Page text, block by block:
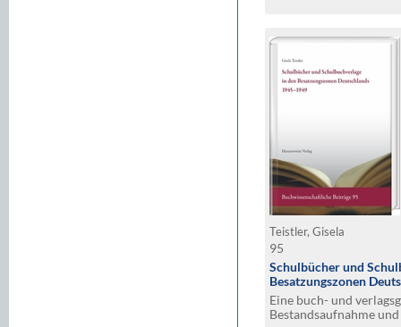
Teistler, Gisela
95
Schulbücher und
Besatzungszonen
Eine buch- und
Bestandsaufnahme